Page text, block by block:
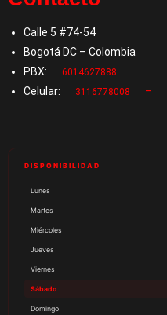
Calle 5 #74-54
Bogotá DC – Colombia
PBX:
6014627888
Celular: 3116778008 –
DISPONIBILIDAD
Lunes
Martes
Miércoles
Jueves
Viernes
Sábado
Domingo